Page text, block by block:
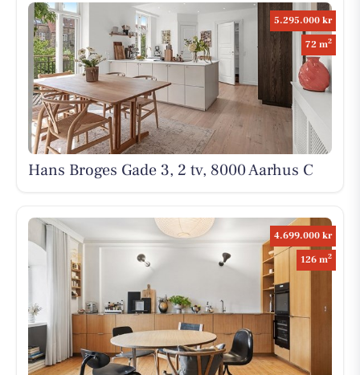
5.295.000 kr
72 m2
Hans Broges Gade 3, 2 tv, 8000 Aarhus C
4.699.000 kr
126 m2